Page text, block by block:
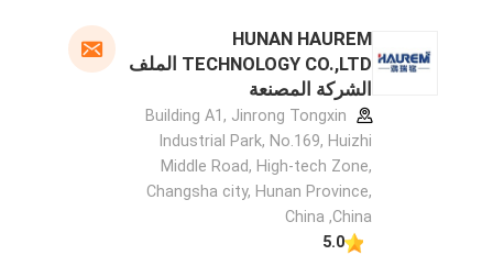
HUNAN HAUREM
TECHNOLOGY CO.,LTD الملف
الشركة المصنعة
Building A1, Jinrong Tongxin
Industrial Park, No.169, Huizhi
Middle Road, High-tech Zone,
Changsha city, Hunan Province,
China ,China
5.0